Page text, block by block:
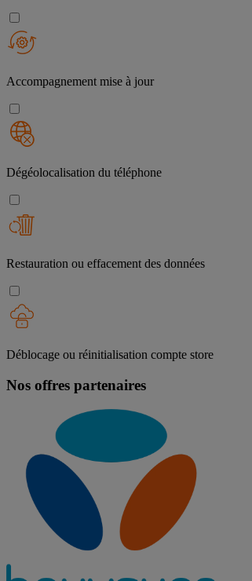
Accompagnement mise à jour
Dégéolocalisation du téléphone
Restauration ou effacement des données
Déblocage ou réinitialisation compte store
Nos offres partenaires